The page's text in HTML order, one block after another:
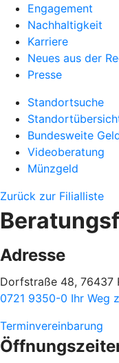
Engagement
Nachhaltigkeit
Karriere
Neues aus der
Presse
Standortsuche
Bundesweite
Videoberatung
Münzgeld
Zurück zur Filialliste
Adresse
Dorfstraße 48, 76437
0721 9350-0 Ihr Weg
Terminvereinbarung